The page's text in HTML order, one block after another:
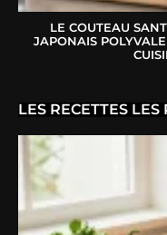
LE COUTEAU
JAPONAIS
LES RECETTES LES